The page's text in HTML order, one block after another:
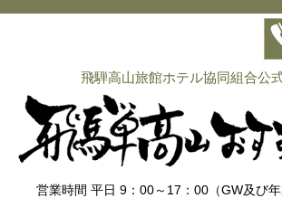
飛騨高山旅館ホテル協同組合公
営業時間 平日 9：00～17：00（GW及び年